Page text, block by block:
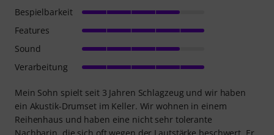
Mein Sohn spielt seit 3 Jahren Schlagzeug und wir haben
ein Akustik-Drumset im Keller. Wir wohnen in einem
Reihenhaus und haben eine nicht sehr tolerante
Bespielbarkeit
Features
Sound
Verarbeitung